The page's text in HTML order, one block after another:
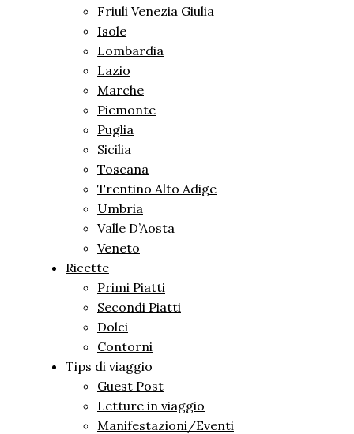
Friuli Venezia Giulia
Isole
Lombardia
Lazio
Marche
Piemonte
Puglia
Sicilia
Toscana
Trentino Alto Adige
Umbria
Valle D’Aosta
Veneto
Ricette
Primi Piatti
Secondi Piatti
Dolci
Contorni
Tips di viaggio
Guest Post
Letture in viaggio
Manifestazioni/Eventi